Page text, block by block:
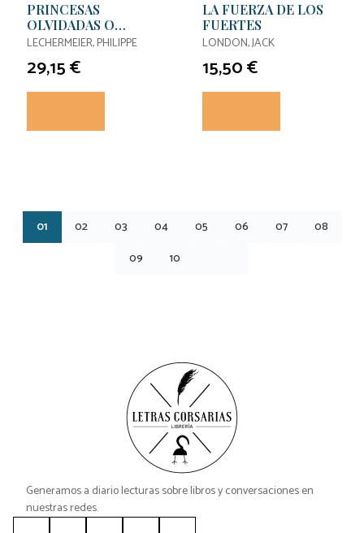
PRINCESAS
OLVIDADAS O
DESCONOCIDAS
LECHERMEIER, PHILIPPE
29,15 €
LA FUERZA DE LOS
FUERTES
LONDON, JACK
15,50 €
01 02 03 04 05 06 07
08
09
10
Generamos a diario lecturas sobre libros y conversaciones en
nuestras redes.